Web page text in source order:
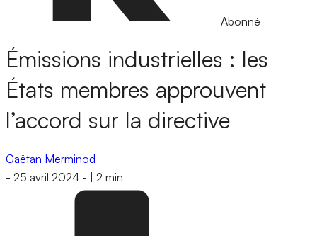
Abonné
Émissions industrielles : les
États membres approuvent
l’accord sur la directive
Gaëtan Merminod
- 25 avril 2024 - 2 min